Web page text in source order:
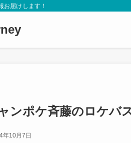
お届けします！
ンポケ斉藤のロケバ
年10月7日